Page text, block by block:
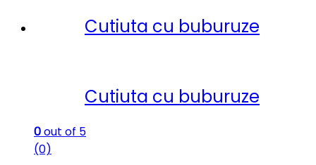
Cutiuta cu buburuze
Cutiuta cu buburuze
0out of 5
(0)